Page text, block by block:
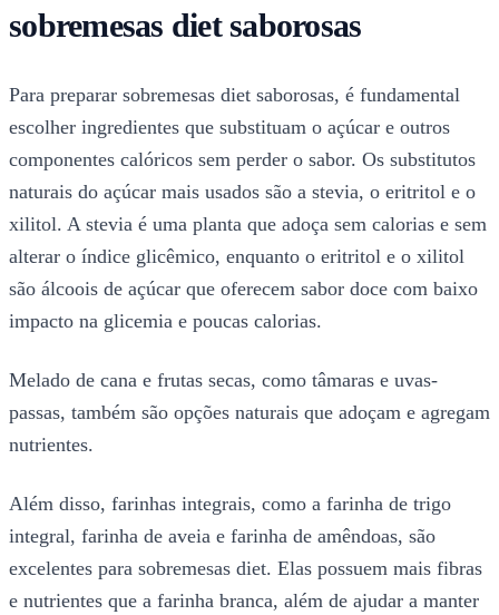
sobremesas diet saborosas
Para preparar sobremesas diet saborosas, é fundamental
escolher ingredientes que substituam o açúcar e outros
componentes calóricos sem perder o sabor. Os substitutos
naturais do açúcar mais usados são a stevia, o eritritol e o
xilitol. A stevia é uma planta que adoça sem calorias e sem
alterar o índice glicêmico, enquanto o eritritol e o xilitol
são álcoois de açúcar que oferecem sabor doce com baixo
impacto na glicemia e poucas calorias.
Melado de cana e frutas secas, como tâmaras e uvas-
passas, também são opções naturais que adoçam e agregam
nutrientes.
Além disso, farinhas integrais, como a farinha de trigo
integral, farinha de aveia e farinha de amêndoas, são
excelentes para sobremesas diet. Elas possuem mais fibras
e nutrientes que a farinha branca, além de ajudar a manter